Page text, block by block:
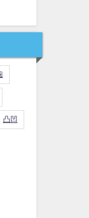
凸凹